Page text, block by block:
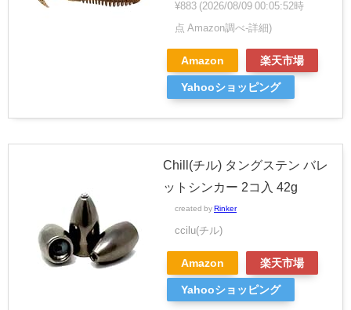
¥883 (2026/08/09 00:05:52時
点 Amazon調べ-詳細)
Amazon 楽天市場
Yahooショッピング
Chill(チル) タングステン バレ
ットシンカー 2コ入 42g
created by Rinker
ccilu(チル)
Amazon 楽天市場
Yahooショッピング